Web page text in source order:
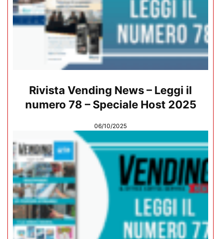
Rivista Vending News – Leggi il
numero 78 – Speciale Host 2025
06/10/2025